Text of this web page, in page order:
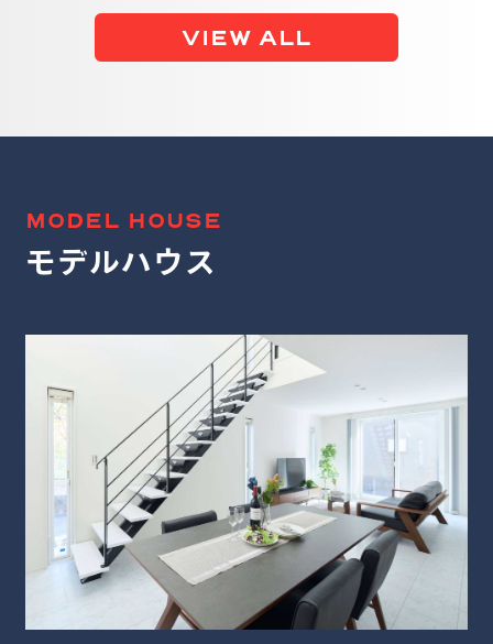
VIEW ALL
MODEL HOUSE
モデルハウス